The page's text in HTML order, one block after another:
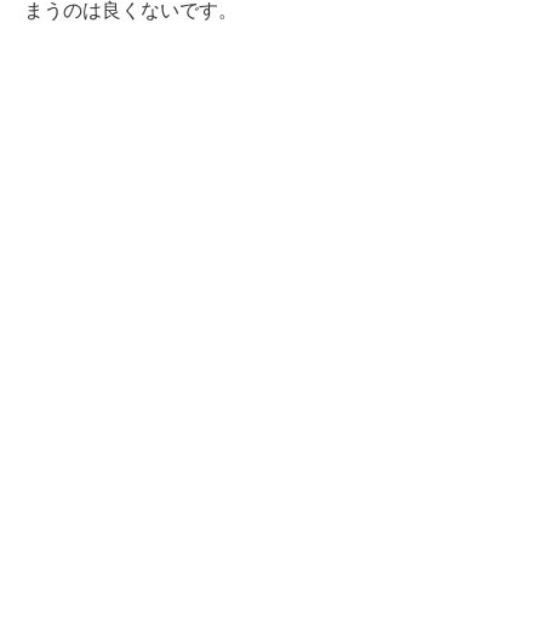
まうのは良くないです。